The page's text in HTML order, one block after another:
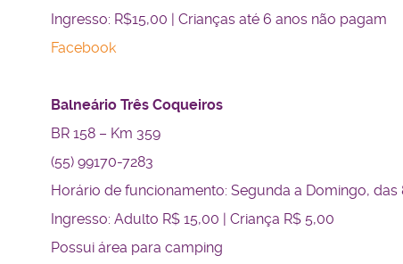
Ingresso: R$15,00 | Crianças até 6 anos não pagam
Facebook
Balneário Três Coqueiros
BR 158 – Km 359
(55) 99170-7283
Horário de funcionamento: Segunda a Domingo, das
Ingresso: Adulto R$ 15,00 | Criança R$ 5,00
Possui área para camping